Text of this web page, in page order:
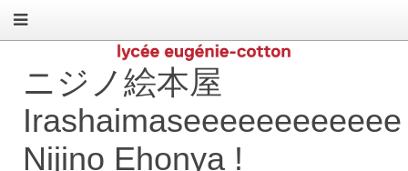
ニジノ絵本屋
Irashaimaseeeeeeeeeeee
Nijino Ehonya !